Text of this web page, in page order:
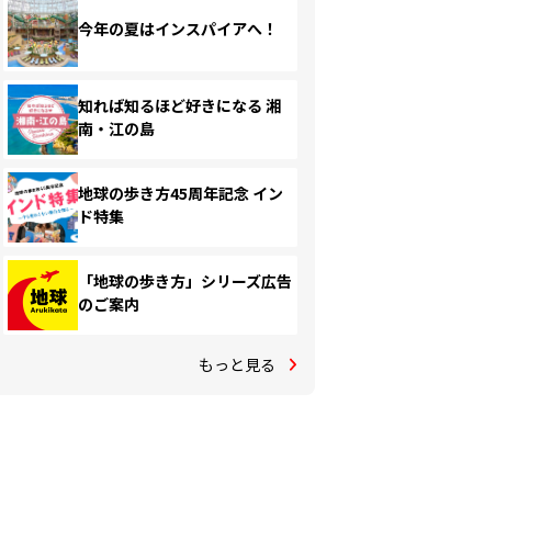
今年の夏はインスパイアへ！
知れば知るほど好きになる 湘
南・江の島
地球の歩き方45周年記念 イン
ド特集
「地球の歩き方」シリーズ広告
のご案内
もっと見る